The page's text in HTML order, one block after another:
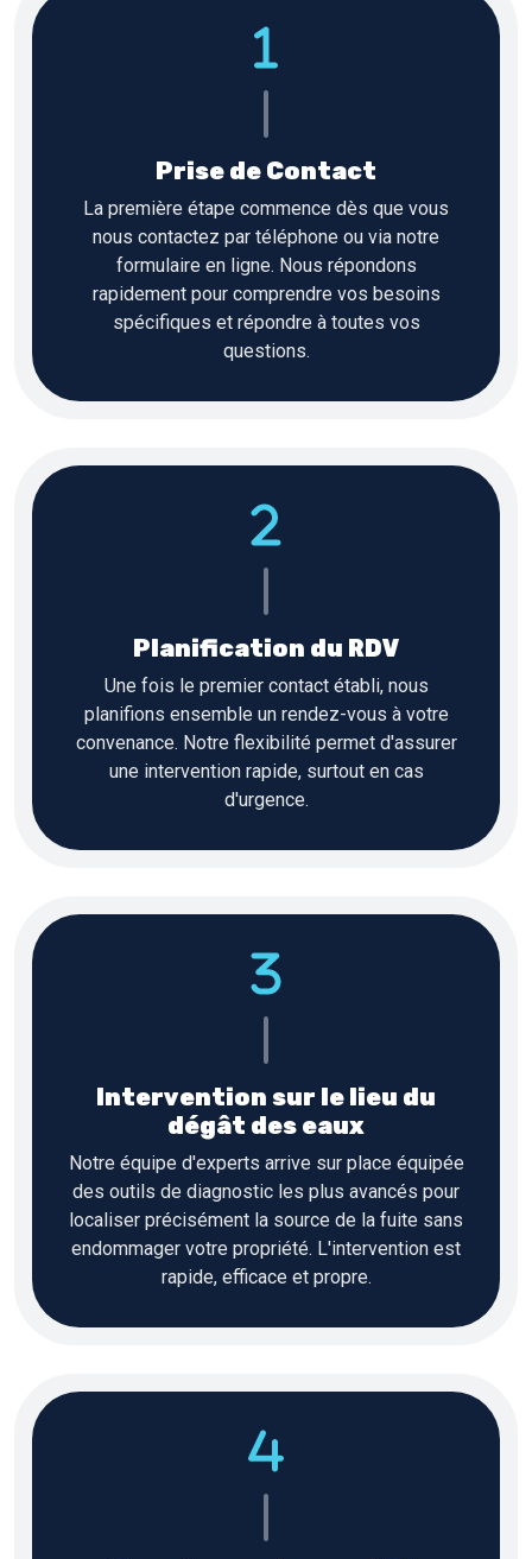
Prise de Contact
La première étape commence dès que vous
nous contactez par téléphone ou via notre
formulaire en ligne. Nous répondons
rapidement pour comprendre vos besoins
spécifiques et répondre à toutes vos
questions.
Planification du RDV
Une fois le premier contact établi, nous
planifions ensemble un rendez-vous à votre
convenance. Notre flexibilité permet d'assurer
une intervention rapide, surtout en cas
d'urgence.
Intervention sur le lieu du
dégât des eaux
Notre équipe d'experts arrive sur place équipée
des outils de diagnostic les plus avancés pour
localiser précisément la source de la fuite sans
endommager votre propriété. L'intervention est
rapide, efficace et propre.